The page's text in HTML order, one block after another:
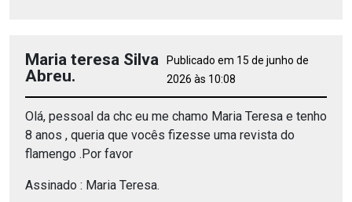
Maria teresa Silva
Abreu.
Publicado em 15 de junho de
2026 às 10:08
Olá, pessoal da chc eu me chamo Maria Teresa e tenho
8 anos , queria que vocês fizesse uma revista do
flamengo .Por favor
Assinado : Maria Teresa.